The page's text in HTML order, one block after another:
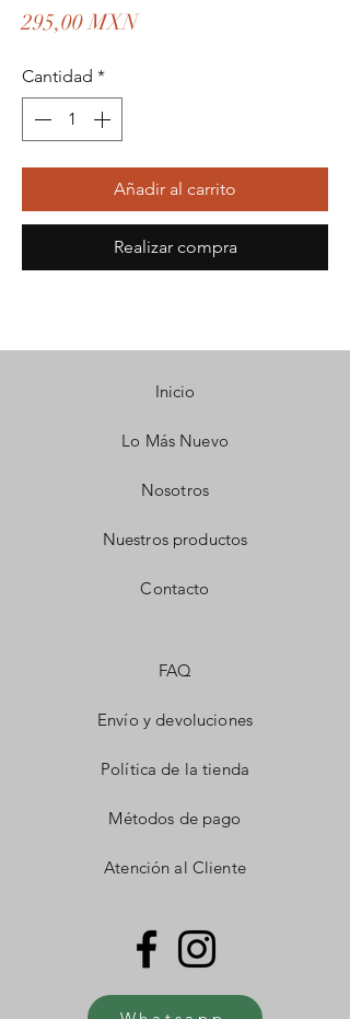
295,00 MXNPrecio
Cantidad *
Añadir al carrito
Realizar compra
Inicio
Lo Más Nuevo
Nosotros
Nuestros productos
Contacto
FAQ
Envío y devoluciones
Política de la tienda
Métodos de pago
Atención al Cliente